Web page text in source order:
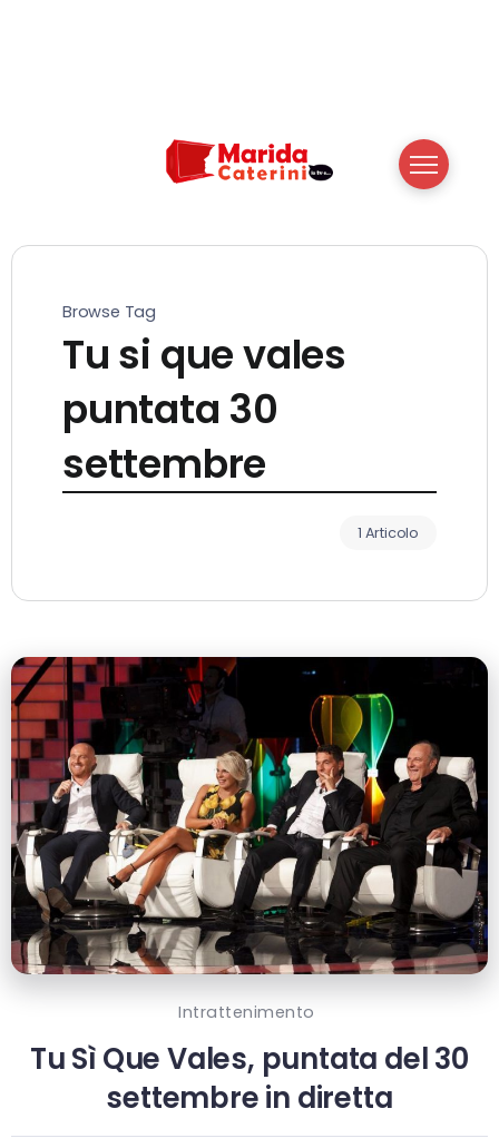
Browse Tag
Tu si que vales
puntata 30
settembre
1 Articolo
Intrattenimento
Tu Sì Que Vales, puntata del 30
settembre in diretta